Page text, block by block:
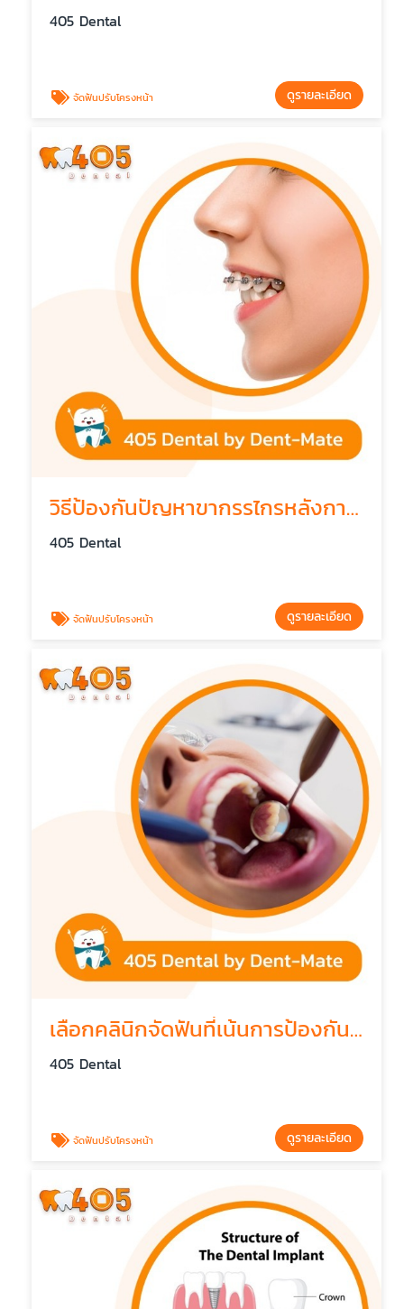
405 Dental
จัดฟันปรับโครงหน้า ดูรายละเอียด
วิธีป้องกันปัญหาขากรรไกรหลังการจัดฟัน
405 Dental
จัดฟันปรับโครงหน้า ดูรายละเอียด
เลือกคลินิกจัดฟันที่เน้นการป้องกันปัญหาขากรรไกร
405 Dental
จัดฟันปรับโครงหน้า ดูรายละเอียด